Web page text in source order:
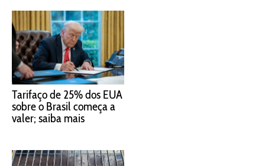
Tarifaço de 25% dos EUA
sobre o Brasil começa a
valer; saiba mais